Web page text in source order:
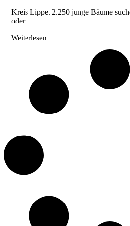
Kreis Lippe. 2.250 junge Bäume
oder...
Weiterlesen